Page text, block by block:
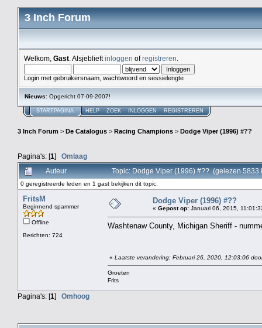
3 Inch Forum
Welkom, Gast . Alsjeblieftinloggen ofregistreren
Login met gebruikersnaam, wachtwoord en sessielengte
Nieuws: Opgericht 07-09-2007!
STARTPAGINA HELP ZOEK INLOGGEN REGISTREREN
3 Inch Forum > De Catalogus > Racing Champions > Dodge Viper (1996) #??
Pagina's: [1] Omlaag
Auteur
Topic: Dodge Viper (1996) #?? (gelezen 5833
0 geregistreerde leden en 1 gast bekijken dit topic.
FritsM
Beginnend spammer
Offline
Berichten: 724
Dodge Viper (1996) #??
« Gepost op: Januari 06, 2015,
Washtenaw County, Michigan Sheriff -
« Laatste verandering: Februari 26, 2020, 12:03:06
Groeten
Frits
Pagina's: [1] Omhoog